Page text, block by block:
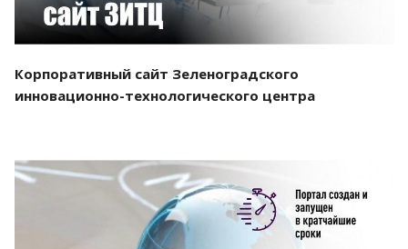
Корпоративный сайт Зеленоградского
инновационно-технологического центра